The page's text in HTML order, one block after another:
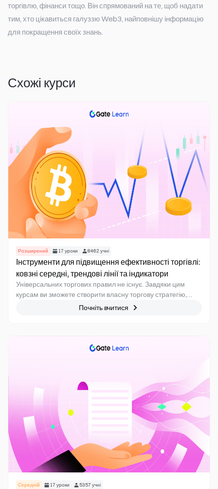
торгівлю, фінанси тощо. Він спрямований на те, щоб надати
тим, хто цікавиться галуззю Web3, найповнішу інформацію
для покращення своїх знань.
Схожі курси
Розширений 17 уроки 8462 учні
Інструменти для підвищення ефективності торгівлі:
ковзні середні, трендові лінії та індикатори
Універсальних торгових правил не існує. Завдяки цим
курсам ви зможете створити власну торгову стратегію,
перевірити її ефективність і вдосконалити її на практиці.
Почніть вчитися
Середній 17 уроки 5357 учні